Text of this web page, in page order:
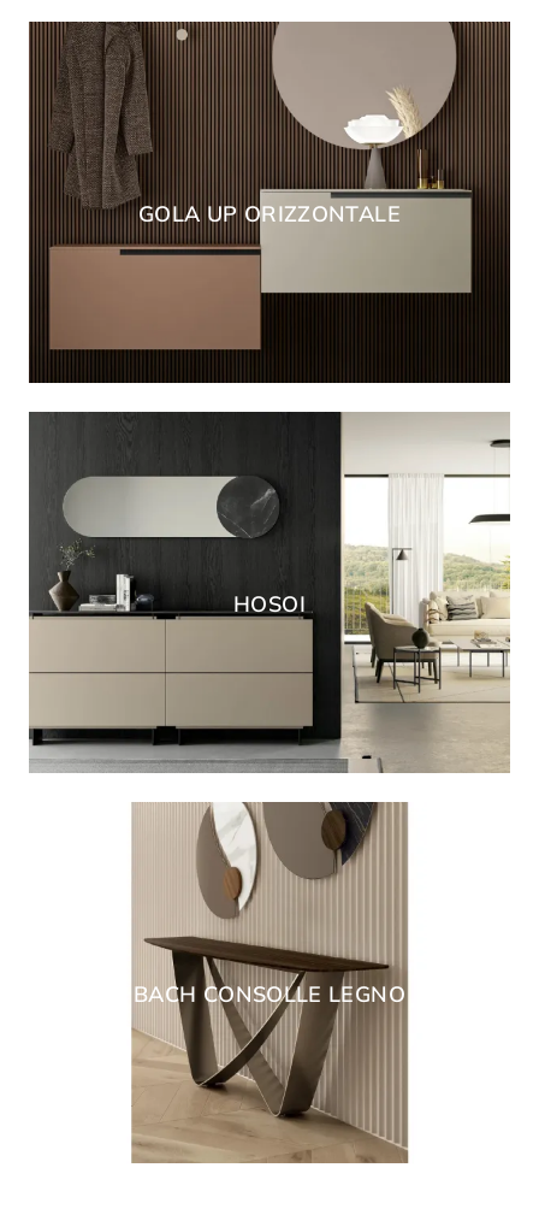
GOLA UP ORIZZONTALE
HOSOI
BACH CONSOLLE LEGNO